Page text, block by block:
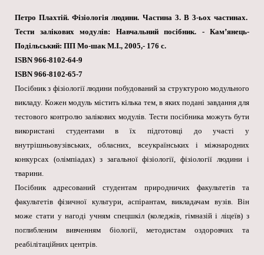
Петро Плахтій. Фізіологія людини. Частина 3.В 3-ьох частинах.
Тести залікових модулів: Навчальний посібник. - Кам’янець-
Подільський: ПП Мо-шак М.І., 2005,- 176 с.
ISBN 966-8102-64-9
ISBN 966-8102-65-7
Посібник з фізіології людини побудований за структурою модульного
викладу. Кожен модуль містить кілька тем, в яких подані завдання для
тестового контролю залікових модулів. Тести посібника можуть бути
використані студентами в їх підготовці до участі у
внутрішньовузівських, обласних, всеукраїнських і міжнародних
конкурсах (олімпіадах) з загальної фізіології, фізіології людини і
тварини.
Посібник адресований студентам природничих факультетів та
факультетів фізичної культури, аспірантам, викладачам вузів. Він
може стати у нагоді учням спецшкіл (коледжів, гімназій і ліцеїв) з
поглибленим вивченням біології, методистам оздоровчих та
реабілітаційних центрів.